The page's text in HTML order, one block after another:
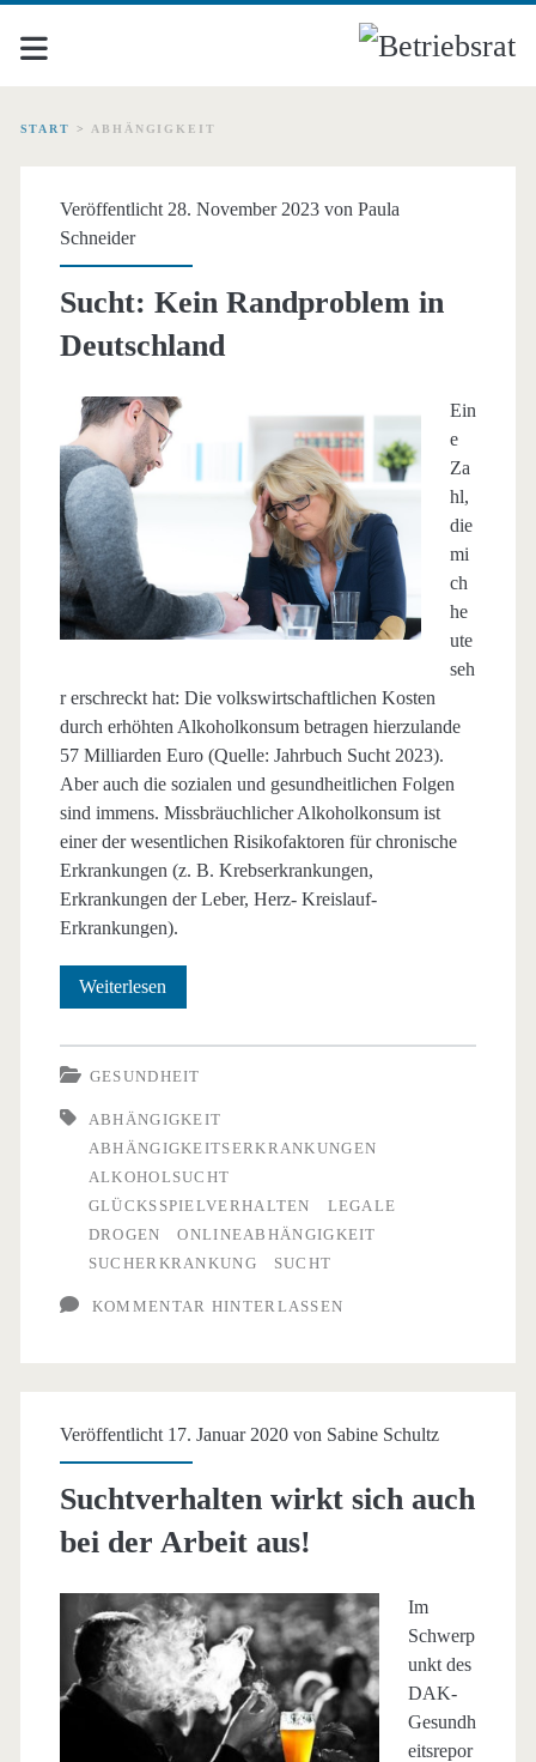
START > ABHÄNGIGKEIT
Schlagwort:
<span>Abhängigkeit</
Veröffentlicht 28. November 2023 von Paula
Schneider
Sucht: Kein Randproblem in
Deutschland
Ein
e
Za
hl,
die
mi
ch
he
ute
seh
r erschreckt hat: Die volkswirtschaftlichen Kosten
durch erhöhten Alkoholkonsum betragen hierzulande
57 Milliarden Euro (Quelle: Jahrbuch Sucht 2023).
Aber auch die sozialen und gesundheitlichen Folgen
sind immens. Missbräuchlicher Alkoholkonsum ist
einer der wesentlichen Risikofaktoren für chronische
Erkrankungen (z. B. Krebserkrankungen,
Erkrankungen der Leber, Herz- Kreislauf-
Erkrankungen).
Weiterlesen
Randproblem
in
Deutschland
GESUNDHEIT
ABHÄNGIGKEIT
ABHÄNGIGKEITSERKRANKUNGEN
ALKOHOLSUCHT
GLÜCKSSPIELVERHALTEN
LEGALE
DROGEN
ONLINEABHÄNGIGKEIT
SUCHERKRANKUNG
SUCHT
KOMMENTAR HINTERLASSEN
Veröffentlicht 17. Januar 2020 von Sabine Schultz
Suchtverhalten wirkt sich auch
bei der Arbeit aus!
Im
Schwerp
unkt des
DAK-
Gesundh
eitsrepor